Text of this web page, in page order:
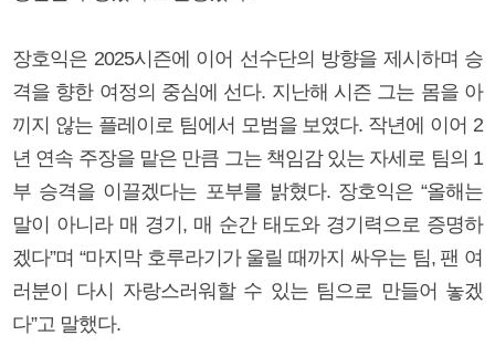
장호익은 2025시즌에 이어 선수단의 방향을 제시하며 승
격을 향한 여정의 중심에 선다. 지난해 시즌 그는 몸을 아
끼지 않는 플레이로 팀에서 모범을 보였다. 작년에 이어 2
년 연속 주장을 맡은 만큼 그는 책임감 있는 자세로 팀의 1
부 승격을 이끌겠다는 포부를 밝혔다. 장호익은 “올해는
말이 아니라 매 경기, 매 순간 태도와 경기력으로 증명하
겠다”며 “마지막 호루라기가 울릴 때까지 싸우는 팀, 팬 여
러분이 다시 자랑스러워할 수 있는 팀으로 만들어 놓겠
다”고 말했다.